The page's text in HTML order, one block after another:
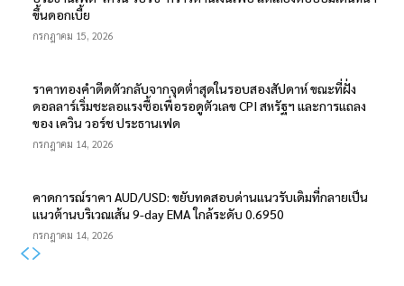
ขึ้นดอกเบี้ย
กรกฎาคม 15, 2026
ราคาทองคำดีดตัวกลับจากจุดต่ำสุดในรอบสองสัปดาห์ ขณะที่ฝั่ง
ดอลลาร์เริ่มชะลอแรงซื้อเพื่อรอดูตัวเลข CPI สหรัฐฯ และการแถลง
ของ เควิน วอร์ช ประธานเฟด
กรกฎาคม 14, 2026
คาดการณ์ราคา AUD/USD: ขยับทดสอบด่านแนวรับเดิมที่กลายเป็น
แนวต้านบริเวณเส้น 9-day EMA ใกล้ระดับ 0.6950
กรกฎาคม 14, 2026